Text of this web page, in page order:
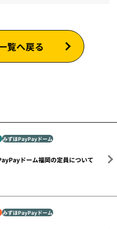
覧へ戻る
みずほPayPayドーム
ドーム福岡の定員について
みずほPayPayドーム